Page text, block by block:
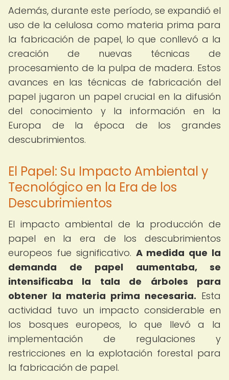
Además, durante este período, se expandió el
uso de la celulosa como materia prima para
la fabricación de papel, lo que conllevó a la
creación de nuevas técnicas de
procesamiento de la pulpa de madera. Estos
avances en las técnicas de fabricación del
papel jugaron un papel crucial en la difusión
del conocimiento y la información en la
Europa de la época de los grandes
descubrimientos.
El Papel: Su Impacto Ambiental y
Tecnológico en la Era de los
Descubrimientos
El impacto ambiental de la producción de
papel en la era de los descubrimientos
europeos fue significativo. A medida que la
demanda de papel aumentaba, se
intensificaba la tala de árboles para
obtener la materia prima necesaria. Esta
actividad tuvo un impacto considerable en
los bosques europeos, lo que llevó a la
implementación de regulaciones y
restricciones en la explotación forestal para
la fabricación de papel.